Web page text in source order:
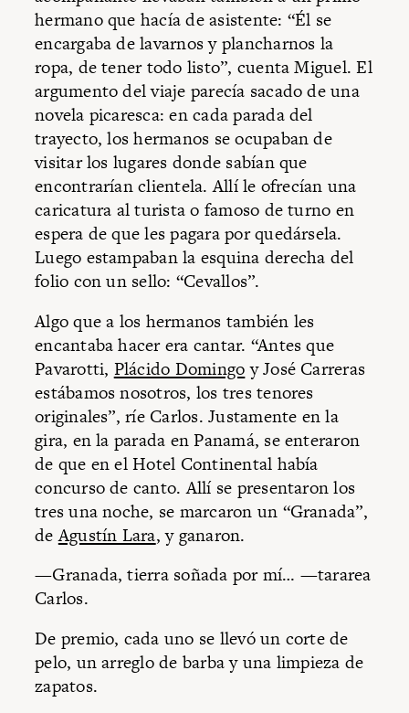
hermano que hacía de asistente: “Él se
encargaba de lavarnos y plancharnos la
ropa, de tener todo listo”, cuenta Miguel. El
argumento del viaje parecía sacado de una
novela picaresca: en cada parada del
trayecto, los hermanos se ocupaban de
visitar los lugares donde sabían que
encontrarían clientela. Allí le ofrecían una
caricatura al turista o famoso de turno en
espera de que les pagara por quedársela.
Luego estampaban la esquina derecha del
folio con un sello: “Cevallos”.
Algo que a los hermanos también les
encantaba hacer era cantar. “Antes que
Pavarotti, Plácido Domingoy José Carreras
estábamos nosotros, los tres tenores
originales”, ríe Carlos. Justamente en la
gira, en la parada en Panamá, se enteraron
de que en el Hotel Continental había
concurso de canto. Allí se presentaron los
tres una noche, se marcaron un “Granada”,
deAgustín Lara, y ganaron.
—Granada, tierra soñada por mí… —tararea
Carlos.
De premio, cada uno se llevó un corte de
pelo, un arreglo de barba y una limpieza de
zapatos.